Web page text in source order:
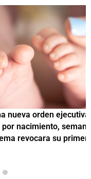
restringir la
después de que la